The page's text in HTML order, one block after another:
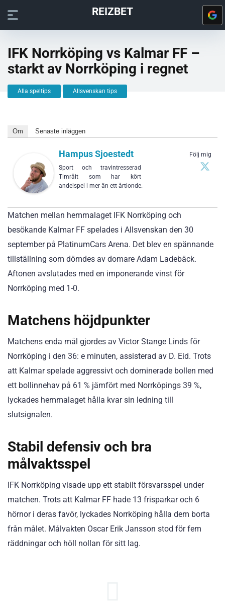
REIZBET
IFK Norrköping vs Kalmar FF –
starkt av Norrköping i regnet
Alla speltips Allsvenskan tips
Om Senaste inläggen
Följ mig
Hampus Sjoestedt
Sport och travintresserad
Timråit som har kört
andelspel i mer än ett årtionde.
Matchen mellan hemmalaget IFK Norrköping och
besökande Kalmar FF spelades i Allsvenskan den 30
september på PlatinumCars Arena. Det blev en spännande
tillställning som dömdes av domare Adam Ladebäck.
Aftonen avslutades med en imponerande vinst för
Norrköping med 1-0.
Matchens höjdpunkter
Matchens enda mål gjordes av Victor Stange Linds för
Norrköping i den 36: e minuten, assisterad av D. Eid. Trots
att Kalmar spelade aggressivt och dominerade bollen med
ett bollinnehav på 61 % jämfört med Norrköpings 39 %,
lyckades hemmalaget hålla kvar sin ledning till
slutsignalen.
Stabil defensiv och bra
målvaktsspel
IFK Norrköping visade upp ett stabilt försvarsspel under
matchen. Trots att Kalmar FF hade 13 frisparkar och 6
hörnor i deras favör, lyckades Norrköping hålla dem borta
från målet. Målvakten Oscar Erik Jansson stod för fem
räddningar och höll nollan för sitt lag.